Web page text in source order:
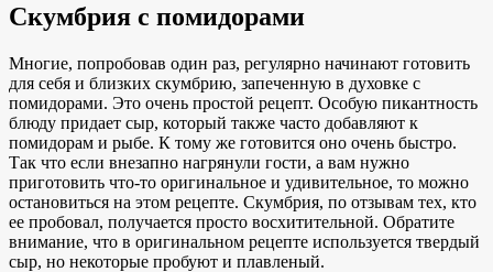
Скумбрия с помидорами
Многие, попробовав один раз, регулярно начинают готовить
для себя и близких скумбрию, запеченную в духовке с
помидорами. Это очень простой рецепт. Особую пикантность
блюду придает сыр, который также часто добавляют к
помидорам и рыбе. К тому же готовится оно очень быстро.
Так что если внезапно нагрянули гости, а вам нужно
приготовить что-то оригинальное и удивительное, то можно
остановиться на этом рецепте. Скумбрия, по отзывам тех, кто
ее пробовал, получается просто восхитительной. Обратите
внимание, что в оригинальном рецепте используется твердый
сыр, но некоторые пробуют и плавленый.